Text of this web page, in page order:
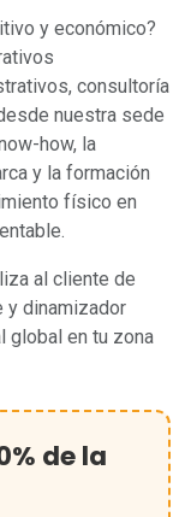
y económico?
consultoría
nuestra sede
how, la
y la formación
físico en
al cliente de
y dinamizador
global en tu zona
de la